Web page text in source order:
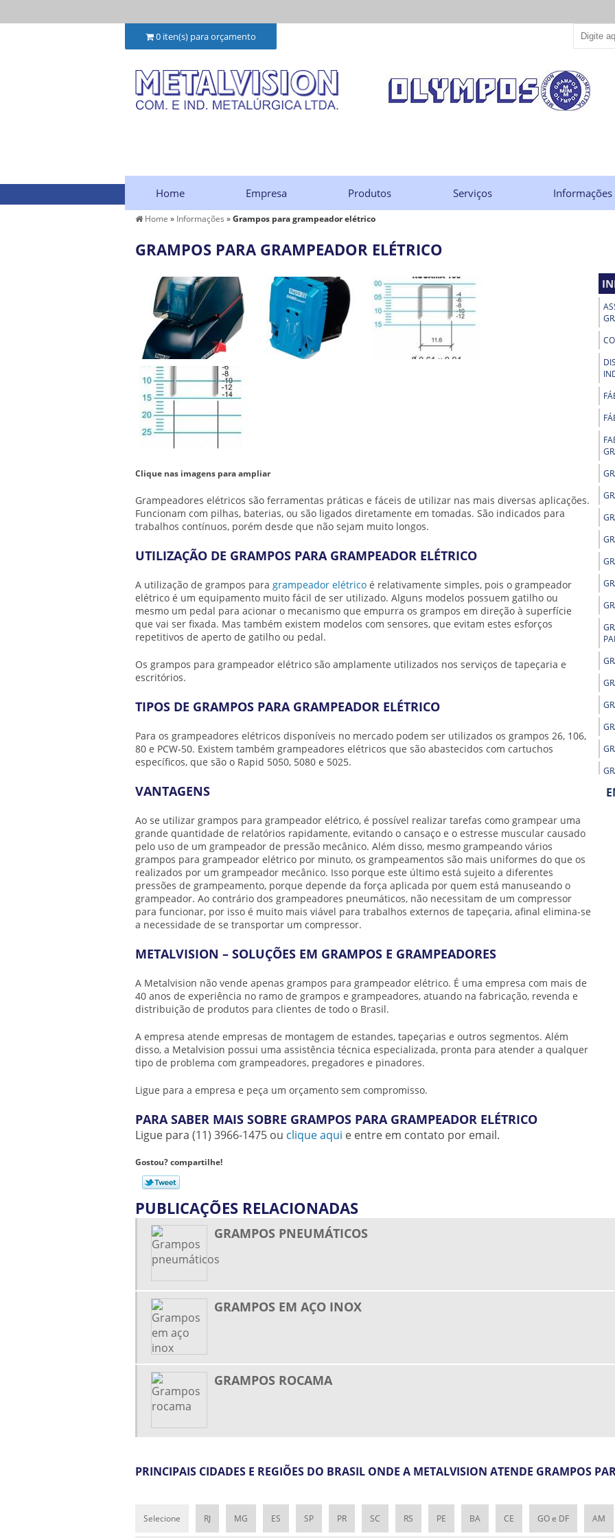
0 iten(s) para orçamento
Home Empresa Produtos Serviços Informações
Home » Informações »Grampos para grampeador elétrico
GRAMPOS PARA GRAMPEADOR ELÉTRICO
Clique nas imagens para ampliar
Grampeadores elétricos são ferramentas práticas e fáceis de utilizar nas mais diversas aplicações.
Funcionam com pilhas, baterias, ou são ligados diretamente em tomadas. São indicados para
trabalhos contínuos, porém desde que não sejam muito longos.
UTILIZAÇÃO DE GRAMPOS PARA GRAMPEADOR ELÉTRICO
A utilização de grampos para grampeador elétrico é relativamente simples, pois o grampeador
elétrico é um equipamento muito fácil de ser utilizado. Alguns modelos possuem gatilho ou
mesmo um pedal para acionar o mecanismo que empurra os grampos em direção à superfície
que vai ser fixada. Mas também existem modelos com sensores, que evitam estes esforços
repetitivos de aperto de gatilho ou pedal.
Os grampos para grampeador elétrico são amplamente utilizados nos serviços de tapeçaria e
escritórios.
TIPOS DE GRAMPOS PARA GRAMPEADOR ELÉTRICO
Para os grampeadores elétricos disponíveis no mercado podem ser utilizados os grampos 26, 106,
80 e PCW-50. Existem também grampeadores elétricos que são abastecidos com cartuchos
específicos, que são o Rapid 5050, 5080 e 5025.
VANTAGENS
Ao se utilizar grampos para grampeador elétrico, é possível realizar tarefas como grampear uma
grande quantidade de relatórios rapidamente, evitando o cansaço e o estresse muscular causado
pelo uso de um grampeador de pressão mecânico. Além disso, mesmo grampeando vários
grampos para grampeador elétrico por minuto, os grampeamentos são mais uniformes do que os
realizados por um grampeador mecânico. Isso porque este último está sujeito a diferentes
pressões de grampeamento, porque depende da força aplicada por quem está manuseando o
grampeador. Ao contrário dos grampeadores pneumáticos, não necessitam de um compressor
para funcionar, por isso é muito mais viável para trabalhos externos de tapeçaria, afinal elimina-se
a necessidade de se transportar um compressor.
METALVISION – SOLUÇÕES EM GRAMPOS E GRAMPEADORES
A Metalvision não vende apenas grampos para grampeador elétrico. É uma empresa com mais de
40 anos de experiência no ramo de grampos e grampeadores, atuando na fabricação, revenda e
distribuição de produtos para clientes de todo o Brasil.
A empresa atende empresas de montagem de estandes, tapeçarias e outros segmentos. Além
disso, a Metalvision possui uma assistência técnica especializada, pronta para atender a qualquer
tipo de problema com grampeadores, pregadores e pinadores.
Ligue para a empresa e peça um orçamento sem compromisso.
PARA SABER MAIS SOBRE GRAMPOS PARA GRAMPEADOR ELÉTRICO
Ligue para (11) 3966-1475 ou clique aqui e entre em contato por email.
Gostou? compartilhe!
PUBLICAÇÕES RELACIONADAS
GRAMPOS PNEUMÁTICOS
GRAMPOS EM AÇO INOX
GRAMPOS ROCAMA
PRINCIPAIS CIDADES E REGIÕES DO BRASIL ONDE A METALVISION ATENDE GRAMPOS
Selecione RJ MG ES SP PR SC RS PE BA CE GO e DF AM